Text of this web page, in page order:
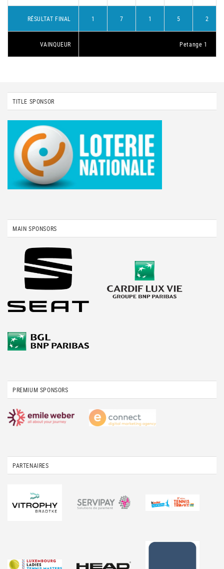
RÉSULTAT FINAL 1 7 1 5 2
VAINQUEUR Petange 1
TITLE SPONSOR
MAIN SPONSORS
PREMIUM SPONSORS
PARTENAIRES